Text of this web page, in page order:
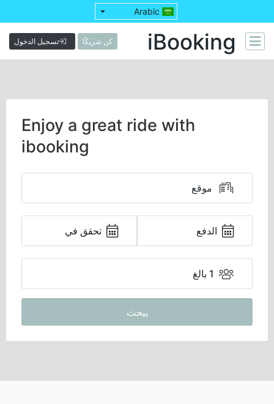
iBooking كن شريكًا تسجيل الدخول
Enjoy a great ride with
ibooking
تحقق في الدفع
1 بالغ
يبحث